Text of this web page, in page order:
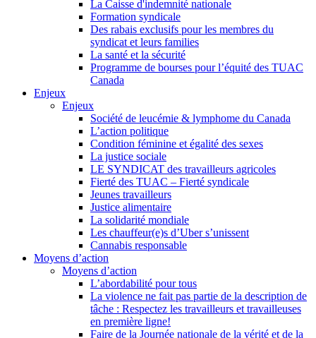
La Caisse d'indemnité nationale
Formation syndicale
Des rabais exclusifs pour les membres du
syndicat et leurs families
La santé et la sécurité
Programme de bourses pour l’équité des TUAC
Canada
Enjeux
Enjeux
Société de leucémie & lymphome du Canada
L’action politique
Condition féminine et égalité des sexes
La justice sociale
LE SYNDICAT des travailleurs agricoles
Fierté des TUAC – Fierté syndicale
Jeunes travailleurs
Justice alimentaire
La solidarité mondiale
Les chauffeur(e)s d’Uber s’unissent
Cannabis responsable
Moyens d’action
Moyens d’action
L’abordabilité pour tous
La violence ne fait pas partie de la description de
tâche : Respectez les travailleurs et travailleuses
en première ligne!
Faire de la Journée nationale de la vérité et de la